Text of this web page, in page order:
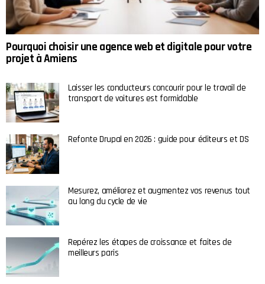
Pourquoi choisir une agence web et digitale pour votre
projet à Amiens
Laisser les conducteurs concourir pour le travail de
transport de voitures est formidable
Refonte Drupal en 2026 : guide pour éditeurs et DS
Mesurez, améliorez et augmentez vos revenus tout
au long du cycle de vie
Repérez les étapes de croissance et faites de
meilleurs paris